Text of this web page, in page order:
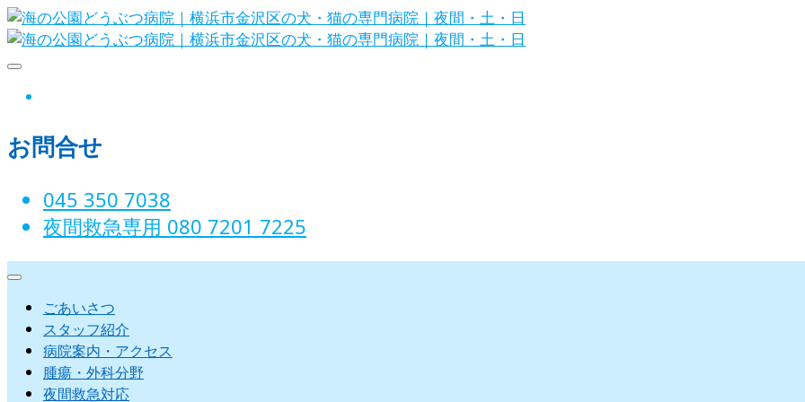
Skip
to
海の公園どうぶつ病院｜横浜市金沢区の犬・猫の専門病
お問合せ
045 350 7038‬
夜間救急専用 080 7201 7225‬
ごあいさつ
スタッフ紹介
病院案内・アクセス
腫瘍・外科分野
夜間救急対応